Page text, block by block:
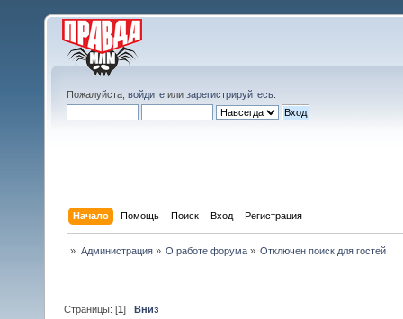
Пожалуйста, войдите или зарегистрируйтесь
Начало Помощь Поиск Вход Регистрация
» Администрация» О работе форума» Отключен поиск для гостей
Страницы: [1]Вниз